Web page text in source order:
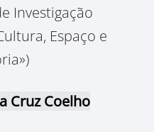
Investigação
Espaço e
Cruz Coelho